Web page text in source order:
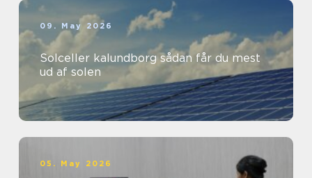
09. May 2026
Solceller kalundborg sådan får du mest
ud af solen
05. May 2026